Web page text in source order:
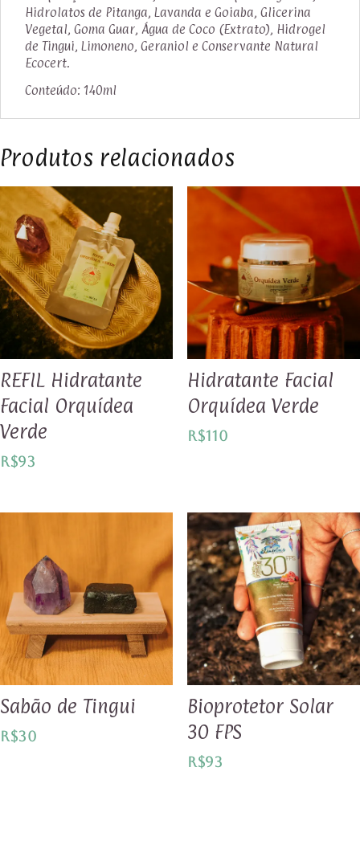
Hidrolatos de Pitanga, Lavanda e Goiaba, Glicerina
Vegetal, Goma Guar, Água de Coco (Extrato), Hidrogel
de Tingui, Limoneno, Geraniol e Conservante Natural
Ecocert.
Conteúdo: 140ml
Produtos relacionados
REFIL Hidratante
Facial Orquídea
Verde
R$93
Hidratante Facial
Orquídea Verde
R$110
Sabão de Tingui
R$30
Bioprotetor Solar
30 FPS
R$93